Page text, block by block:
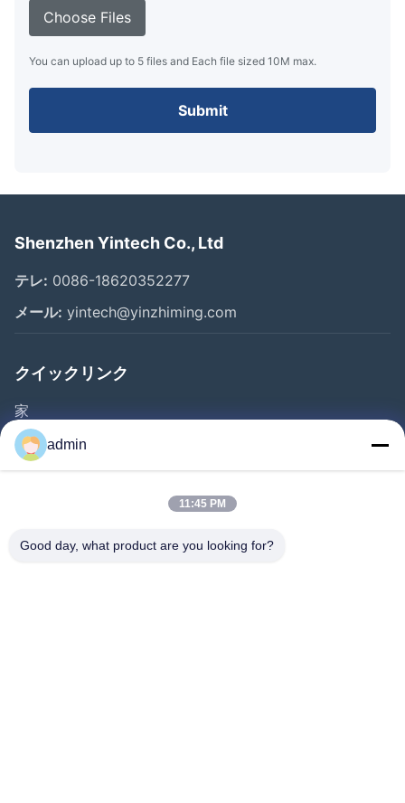
Choose Files
You can upload up to 5 files and Each file sized 10M max.
Submit
Shenzhen Yintech Co., Ltd
テレ: 0086-18620352277
メール: yintech@yinzhiming.com
クイックリンク
家
プロダクト
ビデオ
工場旅行
admin
11:45 PM
Good day, what product are you looking for?